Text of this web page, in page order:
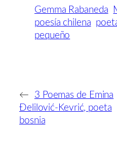
Gemma Rabaneda
poesía chilena
pequeño
←
3 Poemas de Emina
Đelilović-Kevrić, poeta
bosnia